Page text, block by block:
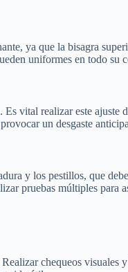
ya que la bisagra
uniformes en todo su
vital realizar este ajuste
un desgaste
y los pestillos, que
pruebas múltiples para
chequeos visuales